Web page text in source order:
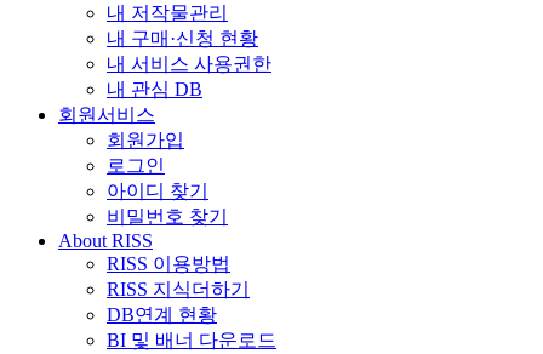
내 저작물관리
내 구매·신청 현황
내 서비스 사용권한
내 관심 DB
회원서비스
회원가입
로그인
아이디 찾기
비밀번호 찾기
About RISS
RISS 이용방법
RISS 지식더하기
DB연계 현황
BI 및 배너 다운로드